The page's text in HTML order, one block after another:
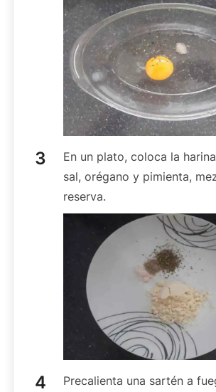
En un plato, coloca la
sal, orégano y pimienta,
reserva.
Precalienta una sartén a